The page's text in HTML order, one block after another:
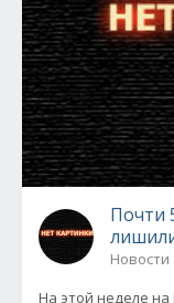
Почти
Новости
На этой неделе